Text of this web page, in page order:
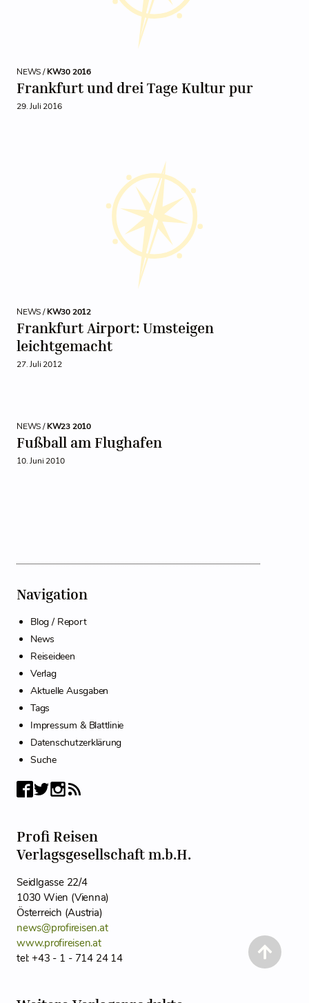
NEWS /KW30 2016
Frankfurt und drei Tage Kultur pur
29. Juli 2016
NEWS /KW30 2012
Frankfurt Airport: Umsteigen
leichtgemacht
27. Juli 2012
NEWS /KW23 2010
Fußball am Flughafen
10. Juni 2010
Navigation
Blog / Report
News
Reiseideen
Verlag
Aktuelle Ausgaben
Tags
Impressum & Blattlinie
Datenschutzerklärung
Suche
Profi Reisen
Verlagsgesellschaft m.b.H.
Seidlgasse 22/4
1030 Wien (Vienna)
Österreich (Austria)
news@profireisen.at
www.profireisen.at
tel: +43 - 1 - 714 24 14